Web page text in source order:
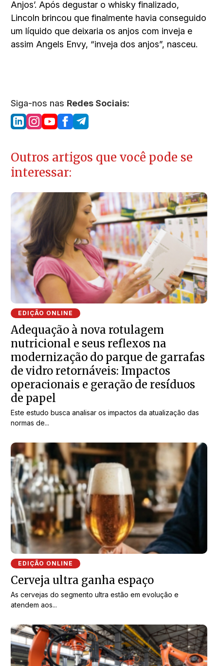
Anjos’. Após degustar o whisky finalizado,
Lincoln brincou que finalmente havia conseguido
um líquido que deixaria os anjos com inveja e
assim Angels Envy, “inveja dos anjos”, nasceu.
Siga-nos nas Redes Sociais:
Outros artigos que você pode se
interessar:
EDIÇÃO ONLINE
Adequação à nova rotulagem
nutricional e seus reflexos na
modernização do parque de garrafas
de vidro retornáveis: Impactos
operacionais e geração de resíduos
de papel
Este estudo busca analisar os impactos da atualização das
normas de...
EDIÇÃO ONLINE
Cerveja ultra ganha espaço
As cervejas do segmento ultra estão em evolução e
atendem aos...